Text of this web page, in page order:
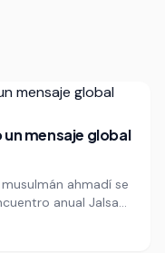
un mensaje global
ahmadí se
anual Jalsa
a la paz, la
La cita